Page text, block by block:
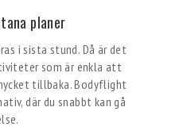
planer
i sista stund. Då är det
som är enkla att
tillbaka. Bodyflight
där du snabbt kan gå